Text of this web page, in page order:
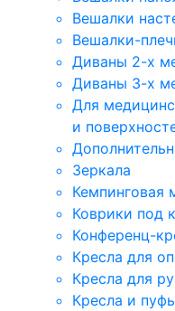
Вешалки
Вешалки-
Диваны 2-х
Диваны 3-х
Для
и
Зеркала
Кемпинговая
Коврики под
Конференц-
Кресла для
Кресла для
Кресла и